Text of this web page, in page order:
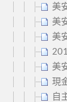
美
美
美
美
現
自